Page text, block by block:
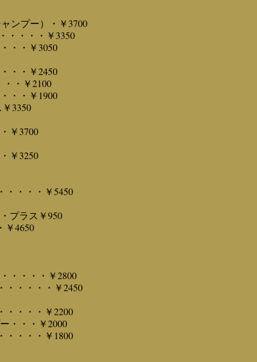
ンプー）・￥3700
・・・・￥3350
・・￥3050
・・￥2450
・￥2100
・・￥1900
3350
￥3700
￥3250
・・・・￥5450
プラス￥950
￥4650
・・・・￥2800
・・・・・￥2450
・・・・￥2200
・・・￥2000
・・・・￥1800